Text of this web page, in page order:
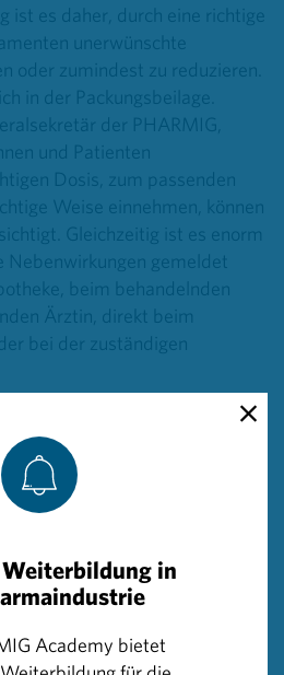
ist es daher, durch eine richtige
unerwünschte
oder zumindest zu reduzieren.
in der Packungsbeilage.
der PHARMIG,
und Patienten
Dosis, zum passenden
Weise einnehmen, können
Gleichzeitig ist es enorm
gemeldet
beim behandelnden
Ärztin, direkt beim
bei der zuständigen
über Therapien zu
über Nebenwirkungen
wie etwa
für medizinisches
Herzog
in
Academy bietet